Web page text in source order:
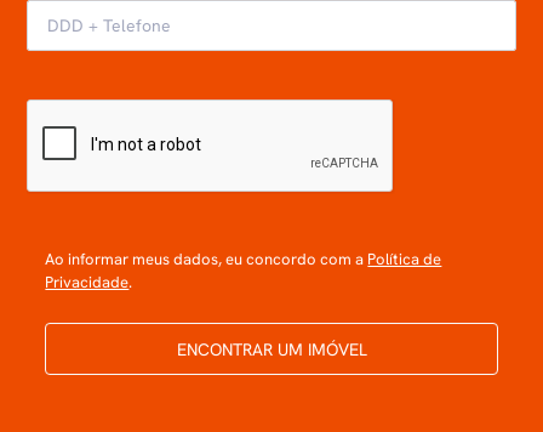
Ao informar meus dados, eu concordo com a Política de
Privacidade.
ENCONTRAR UM IMÓVEL